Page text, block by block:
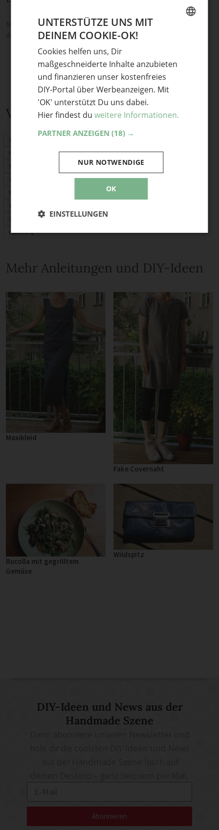
Noch keine Kommentare — sei die Erste oder der Erste und teile
deine Meinung.
Verwandte Themen
Schnittmuster
PDF-Schnittmuster
Stoffrechner
Stofflexikon
Nählexikon
Tasche selber machen
Selber nähen
Upcycling
Mehr Anleitungen und DIY-Ideen
Maxikleid
Fake Covernaht
Rucolla mit gegrilltem
Gemüse
Wildspitz
DIY-Ideen und News aus der
Handmade Szene
deinen Desktop – ganz bequem per Mail.
Abonnieren
UNTERSTÜTZE UNS MIT
DEINEM COOKIE-OK!
Cookies helfen uns, Dir
maßgeschneiderte Inhalte anzubieten
und finanzieren unser kostenfreies
DIY-Portal über Werbeanzeigen. Mit
'OK' unterstützt Du uns dabei.
Hier findest du weitere Informationen.
PARTNER ANZEIGEN (18) →
OK
NUR NOTWENDIGE
EINSTELLUNGEN